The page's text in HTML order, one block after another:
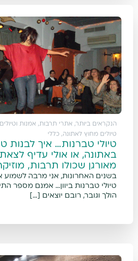
הנקראים ביותר, אתרי תרבות, אמנות וטיולים
טיולים מחוץ לאתונה, כללי
טיולי טברנות… איך לבנות
באתונה, או אולי עדיף
מאורגן שכולו תרבות,
בשנים האחרונות, אני מרבה לשמוע
טיולי טברנות ביוון… אמנם מספר
הולך וגובר, רובם יוצאים […]